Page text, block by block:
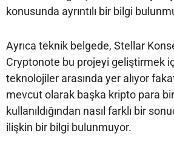
konusunda ayrıntılı bir bilgi
Ayrıca teknik belgede, Stellar
Cryptonote bu projeyi geliştirmek
teknolojiler arasında yer alıyor
mevcut olarak başka kripto para
kullanıldığından nasıl farklı bir
ilişkin bir bilgi bulunmuyor.